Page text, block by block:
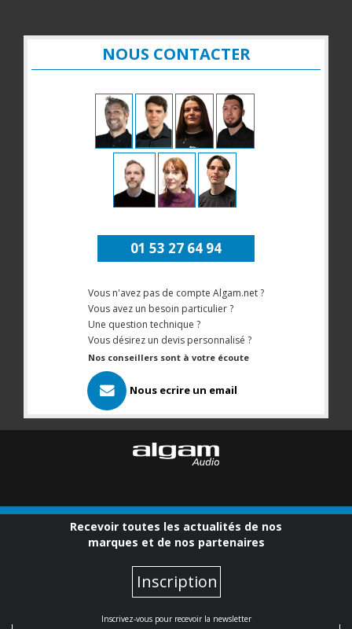
NOUS CONTACTER
01 53 27 64 94
Vous n'avez pas de compte Algam.net ?
Vous avez un besoin particulier ?
Une question technique ?
Vous désirez un devis personnalisé ?
Nos conseillers sont à votre écoute
Nous ecrire un email
Recevoir toutes les actualités de nos
marques et de nos partenaires
Inscription
Inscrivez-vous pour recevoir la newsletter